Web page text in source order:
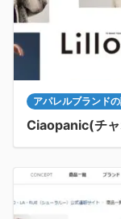
アパレルブランド
Ciaopanic(チャ